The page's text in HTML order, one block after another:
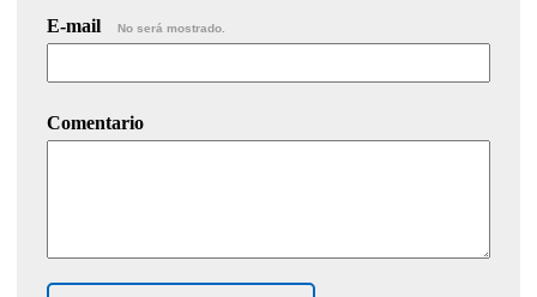
E-mail No será mostrado.
Comentario